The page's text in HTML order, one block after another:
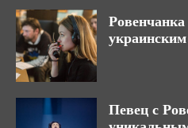
Певец с